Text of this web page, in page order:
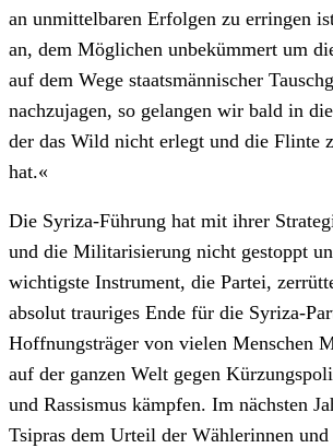
an unmittelbaren Erfolgen zu erringen
an, dem Möglichen unbekümmert um
auf dem Wege staatsmännischer
nachzujagen, so gelangen wir bald in
der das Wild nicht erlegt und die Flinte
hat.«
Die Syriza-Führung hat mit ihrer
und die Militarisierung nicht gestoppt
wichtigste Instrument, die Partei,
absolut trauriges Ende für die Syriza-
Hoffnungsträger von vielen Menschen
auf der ganzen Welt gegen
und Rassismus kämpfen. Im nächsten
Tsipras dem Urteil der Wählerinnen